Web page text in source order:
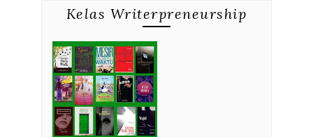
Kelas Writerpreneurship